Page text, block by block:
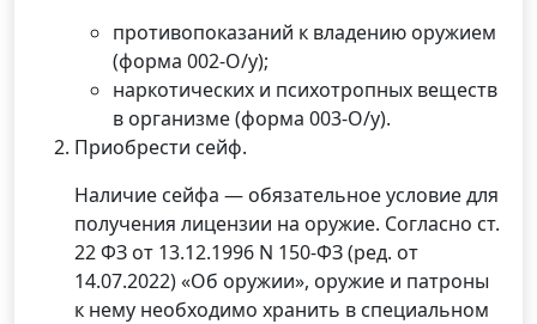
противопоказаний к владению оружием
(форма 002-О/у);
наркотических и психотропных веществ
в организме (форма 003-О/у).
Приобрести сейф.
Наличие сейфа — обязательное условие для
получения лицензии на оружие. Согласно ст.
22 ФЗ от 13.12.1996 N 150-ФЗ (ред. от
14.07.2022) «Об оружии», оружие и патроны
к нему необходимо хранить в специальном